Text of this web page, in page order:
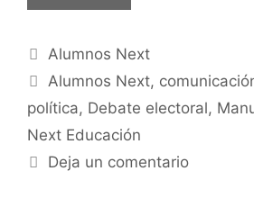
Alumnos Next
Alumnos Next,
política, Debate electoral,
Next Educación
Deja un comentario